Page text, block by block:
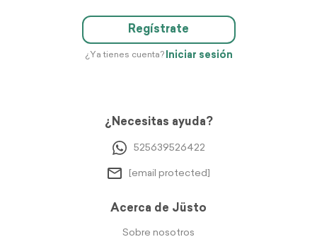
Regístrate
¿Ya tienes cuenta? Iniciar sesión
¿Necesitas ayuda?
525639526422
[email protected]
Acerca de Jüsto
Sobre nosotros